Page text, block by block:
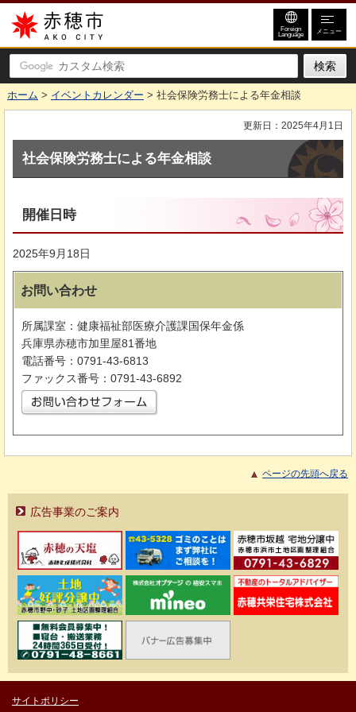
赤穂市
Foreign
Language メニュー
ホーム > イベントカレンダー > 社会保険労務士による年金相談
更新日：2025年4月1日
社会保険労務士による年金相談
開催日時
2025年9月18日
お問い合わせ
所属課室：健康福祉部医療介護課国保年金係
兵庫県赤穂市加里屋81番地
電話番号：0791-43-6813
ファックス番号：0791-43-6892
ページの先頭へ戻る
広告事業のご案内
サイトポリシー